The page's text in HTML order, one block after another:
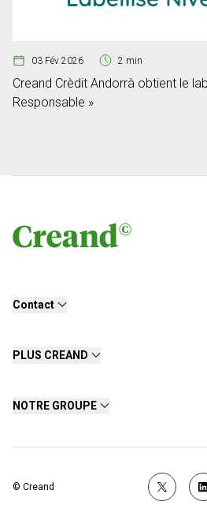
03 Fév 2026 2 min
Creand Crèdit Andorrà obtient le
Responsable »
Contact
PLUS CREAND
NOTRE GROUPE
© Creand